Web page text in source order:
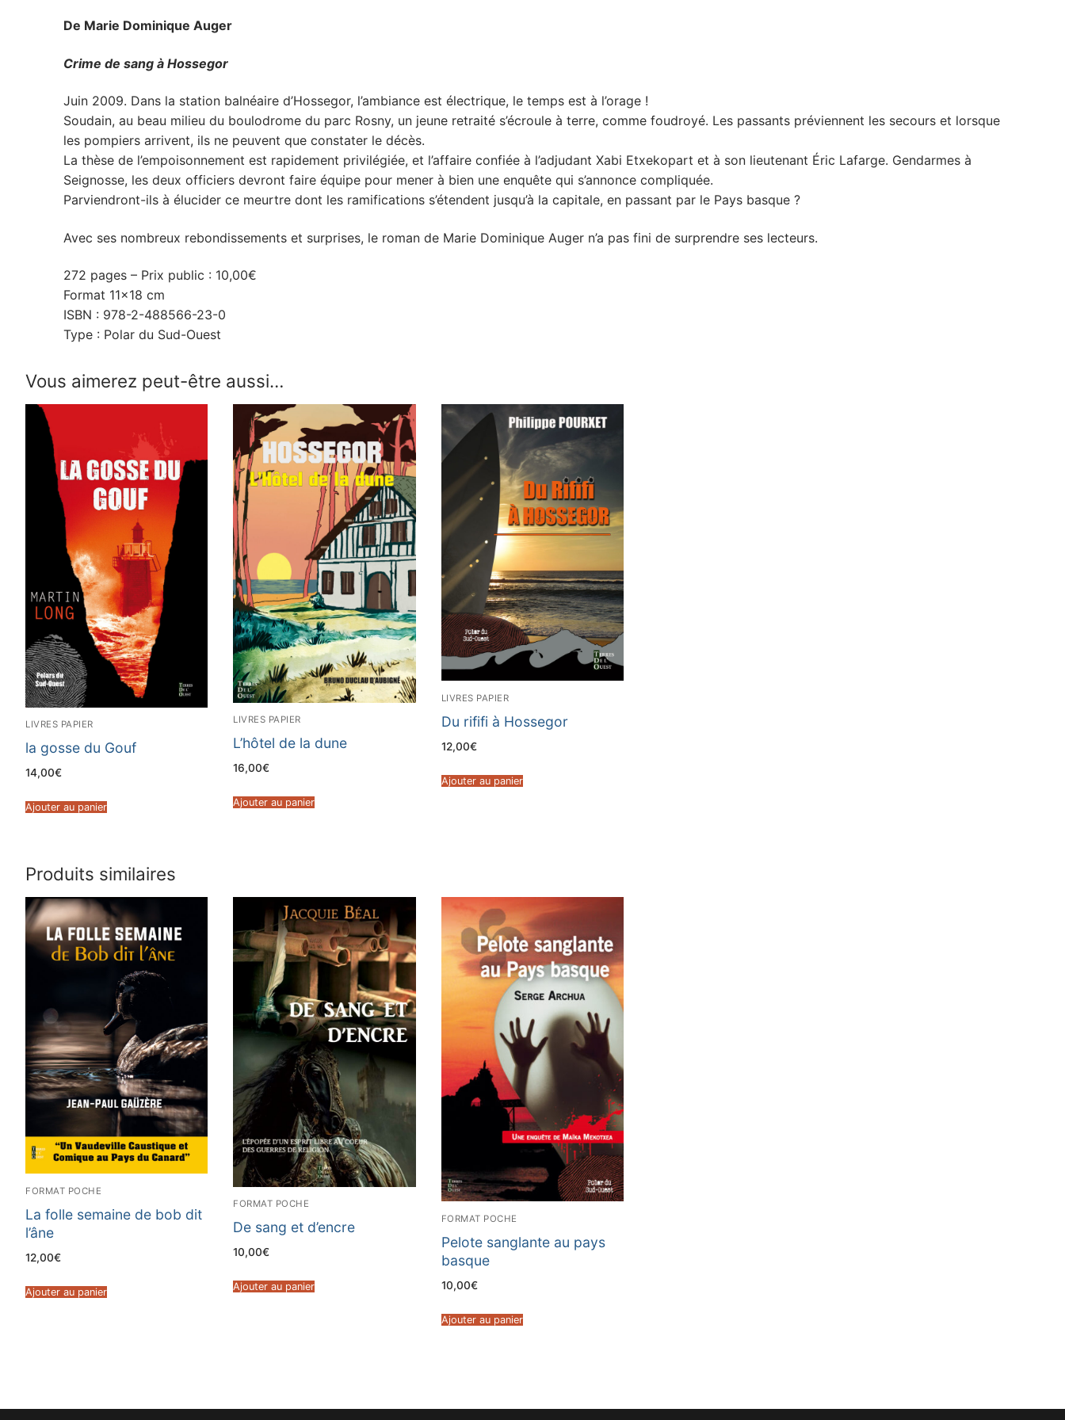
De Marie Dominique Auger
Crime de sang à Hossegor
Juin 2009. Dans la station balnéaire d’Hossegor, l’ambiance est électrique, le temps est à l’orage !
Soudain, au beau milieu du boulodrome du parc Rosny, un jeune retraité s’écroule à terre, comme foudroyé. Les passants préviennent les secours et lorsque
les pompiers arrivent, ils ne peuvent que constater le décès.
La thèse de l’empoisonnement est rapidement privilégiée, et l’affaire confiée à l’adjudant Xabi Etxekopart et à son lieutenant Éric Lafarge. Gendarmes à
Seignosse, les deux officiers devront faire équipe pour mener à bien une enquête qui s’annonce compliquée.
Parviendront-ils à élucider ce meurtre dont les ramifications s’étendent jusqu’à la capitale, en passant par le Pays basque ?
Avec ses nombreux rebondissements et surprises, le roman de Marie Dominique Auger n’a pas fini de surprendre ses lecteurs.
272 pages – Prix public : 10,00€
Format 11×18 cm
ISBN : 978-2-488566-23-0
Type : Polar du Sud-Ouest
Vous aimerez peut-être aussi…
LIVRES PAPIER
la gosse du Gouf
14,00€
Ajouter au panier
LIVRES PAPIER
L’hôtel de la dune
16,00€
Ajouter au panier
LIVRES PAPIER
Du rififi à Hossegor
12,00€
Ajouter au panier
Produits similaires
FORMAT POCHE
La folle semaine de bob dit
l’âne
12,00€
Ajouter au panier
FORMAT POCHE
De sang et d’encre
10,00€
Ajouter au panier
FORMAT POCHE
Pelote sanglante au pays
basque
10,00€
Ajouter au panier